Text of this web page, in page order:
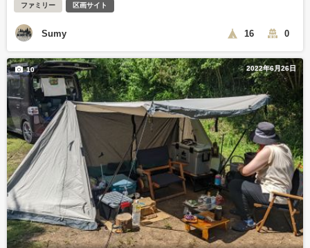
ファミリー 区画サイト
Sumy 16 0
2022年6月26日
10